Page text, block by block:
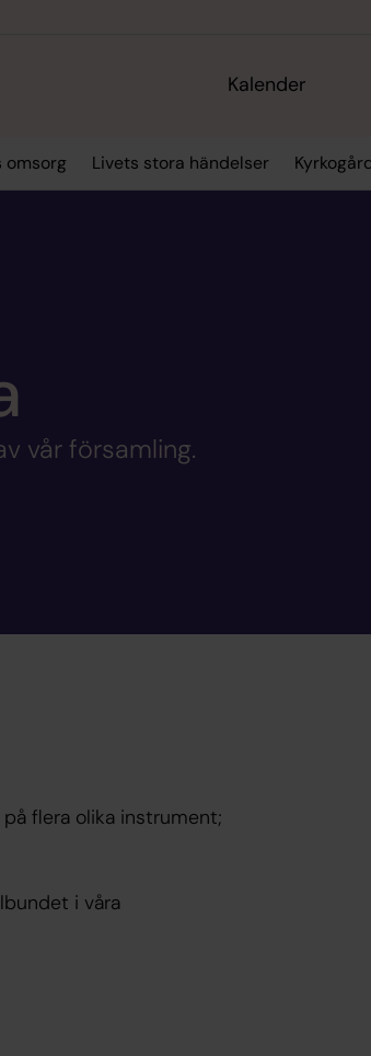
Kalender
omsorg Livets stora händelser
vår församling.
flera olika instrument;
i våra